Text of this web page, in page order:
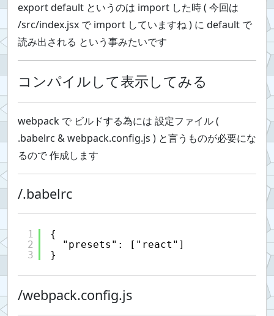
export default というのは import した時 ( 今回は
/src/index.jsx で import していますね ) に default で
読み出される という事みたいです
コンパイルして表示してみる
webpack で ビルドする為には 設定ファイル (
.babelrc & webpack.config.js ) と言うものが必要にな
るので 作成します
/.babelrc
1
2
3
{
"presets": ["react"]
}
/webpack.config.js